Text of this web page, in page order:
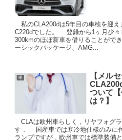
私のCLA200dは5年目の車検を迎
C220dでした。 登録から1ヶ月少々
300kmのほぼ新車を借りることが
ーシックパッケージ、AMG...
車
【メル
ついて
は？】
CLAは欧州車らしく，リヤフォグ
す． 国産車では寒冷地仕様のみに
ランプですが，欧州車では標準装備